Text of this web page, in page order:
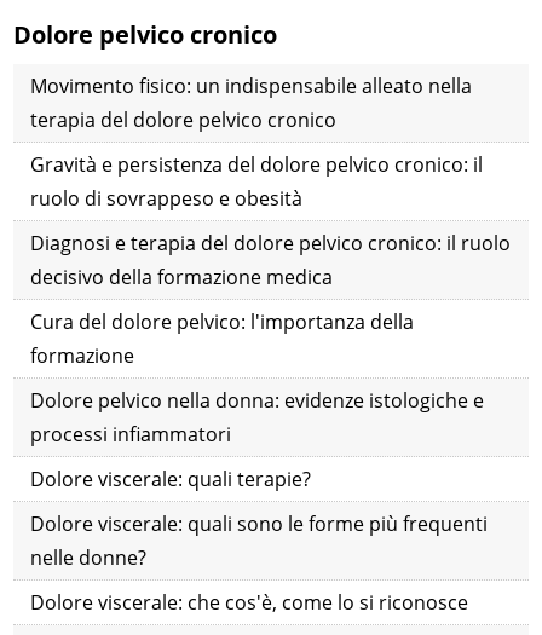
Dolore pelvico cronico
Movimento fisico: un indispensabile alleato nella
terapia del dolore pelvico cronico
Gravità e persistenza del dolore pelvico cronico: il
ruolo di sovrappeso e obesità
Diagnosi e terapia del dolore pelvico cronico: il ruolo
decisivo della formazione medica
Cura del dolore pelvico: l'importanza della
formazione
Dolore pelvico nella donna: evidenze istologiche e
processi infiammatori
Dolore viscerale: quali terapie?
Dolore viscerale: quali sono le forme più frequenti
nelle donne?
Dolore viscerale: che cos'è, come lo si riconosce